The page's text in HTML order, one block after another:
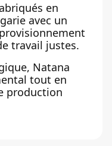
en
avec un
travail justes.
Natana
tout en
production